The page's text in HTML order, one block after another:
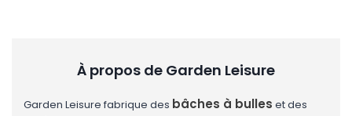
À propos de Garden Leisure
Garden Leisure fabrique des bâches à bulles et des